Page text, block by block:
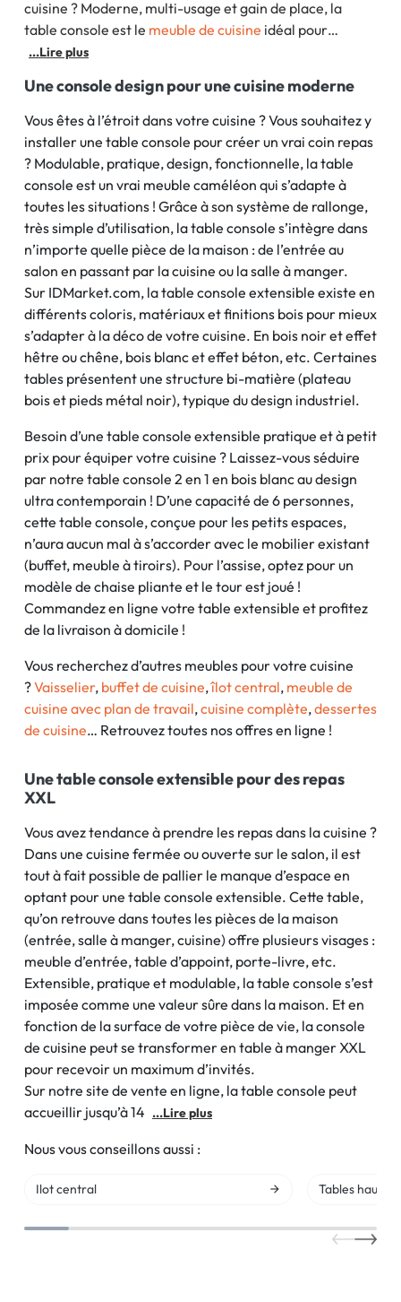
cuisine ? Moderne, multi-usage et gain de place, la
table console est le meuble de cuisine idéal pour
optimiser un petit espace. Sur
...Lire plus
Une console design pour une cuisine moderne
Vous êtes à l’étroit dans votre cuisine ? Vous souhaitez y
installer une table console pour créer un vrai coin repas
? Modulable, pratique, design, fonctionnelle, la table
console est un vrai meuble caméléon qui s’adapte à
toutes les situations ! Grâce à son système de rallonge,
très simple d’utilisation, la table console s’intègre dans
n’importe quelle pièce de la maison : de l’entrée au
salon en passant par la cuisine ou la salle à manger.
Sur IDMarket.com, la table console extensible existe en
différents coloris, matériaux et finitions bois pour mieux
s’adapter à la déco de votre cuisine. En bois noir et effet
hêtre ou chêne, bois blanc et effet béton, etc. Certaines
tables présentent une structure bi-matière (plateau
bois et pieds métal noir), typique du design industriel.
Besoin d’une table console extensible pratique et à petit
prix pour équiper votre cuisine ? Laissez-vous séduire
par notre table console 2 en 1 en bois blanc au design
ultra contemporain ! D’une capacité de 6 personnes,
cette table console, conçue pour les petits espaces,
n’aura aucun mal à s’accorder avec le mobilier existant
(buffet, meuble à tiroirs). Pour l’assise, optez pour un
modèle de chaise pliante et le tour est joué !
Commandez en ligne votre table extensible et profitez
de la livraison à domicile !
Vous recherchez d’autres meubles pour votre cuisine
?Vaisselier, buffet de cuisine,îlot central, meuble de
cuisine avec plan de travail,cuisine complète,dessertes
de cuisine… Retrouvez toutes nos offres en ligne !
Une table console extensible pour des repas
XXL
Vous avez tendance à prendre les repas dans la cuisine ?
Dans une cuisine fermée ou ouverte sur le salon, il est
tout à fait possible de pallier le manque d’espace en
optant pour une table console extensible. Cette table,
qu’on retrouve dans toutes les pièces de la maison
(entrée, salle à manger, cuisine) offre plusieurs visages :
meuble d’entrée, table d’appoint, porte-livre, etc.
Extensible, pratique et modulable, la table console s’est
imposée comme une valeur sûre dans la maison. Et en
fonction de la surface de votre pièce de vie, la console
de cuisine peut se transformer en table à manger XXL
pour recevoir un maximum d’invités.
Sur notre site de vente en ligne, la table console peut
accueillir jusqu’à 14 ...Lire plus
Nous vous conseillons aussi :
Ilot central Tables hautes